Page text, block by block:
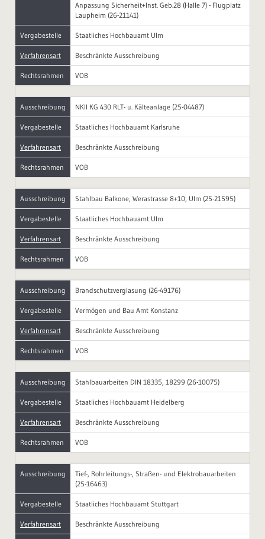
Anpassung Sicherheit+Inst. Geb.28 (Halle 7) - Flugplatz
Laupheim (26-21141)
Vergabestelle Staatliches Hochbauamt Ulm
Verfahrensart Beschränkte Ausschreibung
Rechtsrahmen VOB
Ausschreibung NKII KG 430 RLT- u. Kälteanlage (25-04487)
Vergabestelle Staatliches Hochbauamt Karlsruhe
Verfahrensart Beschränkte Ausschreibung
Rechtsrahmen VOB
Ausschreibung Stahlbau Balkone, Werastrasse 8+10, Ulm (25-21595)
Vergabestelle Staatliches Hochbauamt Ulm
Verfahrensart Beschränkte Ausschreibung
Rechtsrahmen VOB
Ausschreibung Brandschutzverglasung (26-49176)
Vergabestelle Vermögen und Bau Amt Konstanz
Verfahrensart Beschränkte Ausschreibung
Rechtsrahmen VOB
Ausschreibung Stahlbauarbeiten DIN 18335, 18299 (26-10075)
Vergabestelle Staatliches Hochbauamt Heidelberg
Verfahrensart Beschränkte Ausschreibung
Rechtsrahmen VOB
Ausschreibung
Tief-, Rohrleitungs-, Straßen- und Elektrobauarbeiten
(25-16463)
Vergabestelle Staatliches Hochbauamt Stuttgart
Verfahrensart Beschränkte Ausschreibung